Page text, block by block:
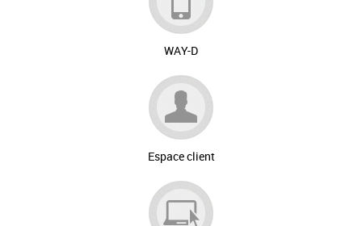
WAY-D
Espace client